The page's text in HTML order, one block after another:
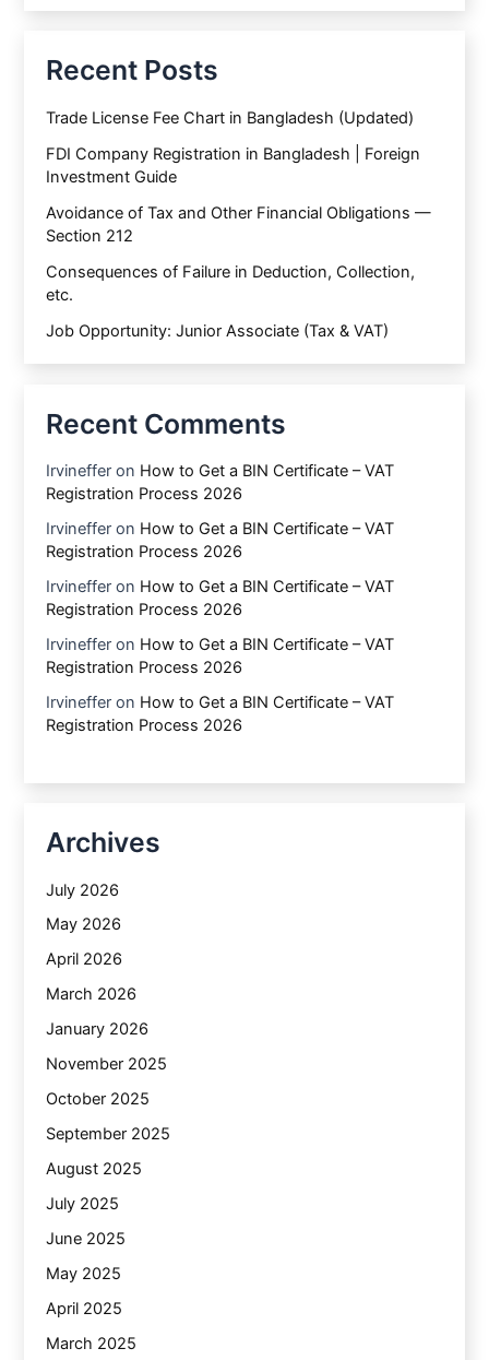
Recent Posts
Trade License Fee Chart in Bangladesh (Updated)
FDI Company Registration in Bangladesh | Foreign
Investment Guide
Avoidance of Tax and Other Financial Obligations —
Section 212
Consequences of Failure in Deduction, Collection,
etc.
Job Opportunity: Junior Associate (Tax & VAT)
Recent Comments
Irvineffer on How to Get a BIN Certificate – VAT
Registration Process 2026
Irvineffer on How to Get a BIN Certificate – VAT
Registration Process 2026
Irvineffer on How to Get a BIN Certificate – VAT
Registration Process 2026
Irvineffer on How to Get a BIN Certificate – VAT
Registration Process 2026
Irvineffer on How to Get a BIN Certificate – VAT
Registration Process 2026
Archives
July 2026
May 2026
April 2026
March 2026
January 2026
November 2025
October 2025
September 2025
August 2025
July 2025
June 2025
May 2025
April 2025
March 2025